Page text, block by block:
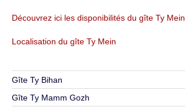
Découvrez ici les disponibilités du gîte Ty Mein
Localisation du gîte Ty Mein
Gîte Ty Bihan
Gîte Ty Mamm Gozh